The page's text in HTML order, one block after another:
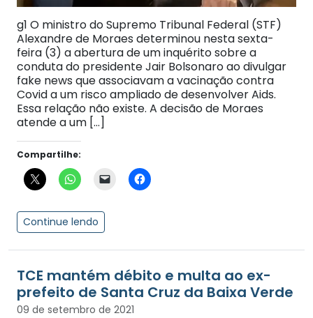
g1 O ministro do Supremo Tribunal Federal (STF)
Alexandre de Moraes determinou nesta sexta-
feira (3) a abertura de um inquérito sobre a
conduta do presidente Jair Bolsonaro ao divulgar
fake news que associavam a vacinação contra
Covid a um risco ampliado de desenvolver Aids.
Essa relação não existe. A decisão de Moraes
atende a um […]
Compartilhe:
Continue lendo
TCE mantém débito e multa ao ex-
prefeito de Santa Cruz da Baixa Verde
09 de setembro de 2021